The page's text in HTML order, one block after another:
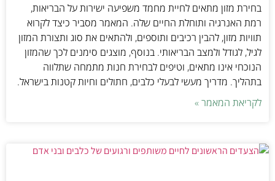
בחירת מזון מתאים לחיית מחמד משפיעה ישירות על הבריאות,
רמת האנרגיה ותוחלת החיים שלה. המאמר מסביר כיצד לקרוא
תוויות מזון, להבין רכיבים ותוספים, ולהתאים את סוג ותצורת המזון
לגיל, לגודל ולמצב הבריאותי. בנוסף, מוצגים סימנים לכך שהמזון
הנוכחי אינו מתאים, וטיפים לבחירת חנות מתמחה שתלווה
בתהליך. מדריך מעשי לבעלי כלבים, חתולים וחיות קטנות בישראל.
לקריאת המאמר »